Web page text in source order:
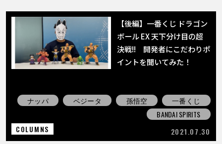
【後編】一番くじ ドラゴン
ボール EX 天下分け目の超
決戦!! 開発者にこだわりポ
イントを聞いてみた！
ナッパ ベジータ 孫悟空
一番くじ
BANDAI SPIRITS
COLUMNS
2021.07.30